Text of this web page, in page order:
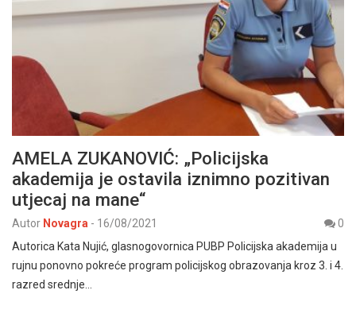
AMELA ZUKANOVIĆ: „Policijska
akademija je ostavila iznimno pozitivan
utjecaj na mane“
Autor Novagra - 16/08/2021
0
Autorica Kata Nujić, glasnogovornica PUBP Policijska akademija u
rujnu ponovno pokreće program policijskog obrazovanja kroz 3. i 4.
razred srednje…